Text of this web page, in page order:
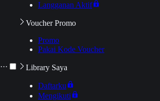
···
Langganan Aktif
Voucher Promo
Promo
Pakai Kode Voucher
Library Saya
Daftarku
Mengikuti